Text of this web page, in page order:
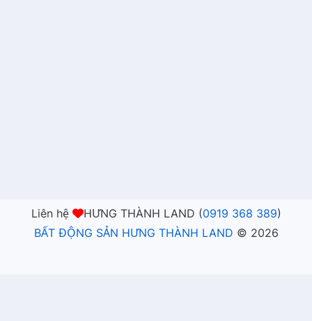
Liên hệ HƯNG THÀNH LAND (0919 368 389)
BẤT ĐỘNG SẢN HƯNG THÀNH LAND © 2026